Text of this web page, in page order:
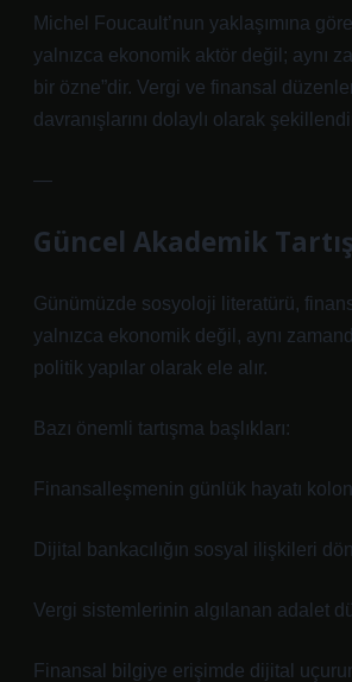
Michel Foucault’nun yaklaşımına
yalnızca ekonomik aktör değil; aynı
bir özne”dir. Vergi ve finansal
davranışlarını dolaylı olarak
—
Güncel Akademik
Günümüzde sosyoloji literatürü,
yalnızca ekonomik değil, aynı
politik yapılar olarak ele alır.
Bazı önemli tartışma başlıkları:
Finansalleşmenin günlük hayatı
Dijital bankacılığın sosyal ilişkileri
Vergi sistemlerinin algılanan adalet
Finansal bilgiye erişimde dijital